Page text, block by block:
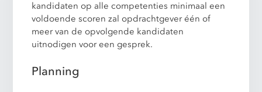
kandidaten op alle competenties minimaal een
voldoende scoren zal opdrachtgever één of
meer van de opvolgende kandidaten
uitnodigen voor een gesprek.
Planning